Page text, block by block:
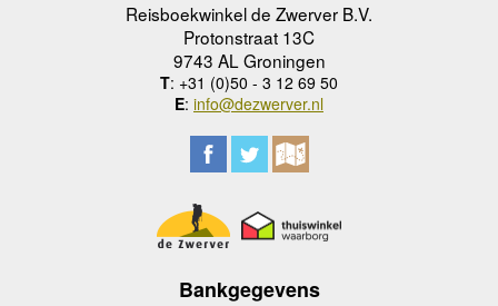
Reisboekwinkel de Zwerver B.V.
Protonstraat 13C
9743 AL Groningen
T: +31 (0)50 - 3 12 69 50
E: info@dezwerver.nl
Bankgegevens